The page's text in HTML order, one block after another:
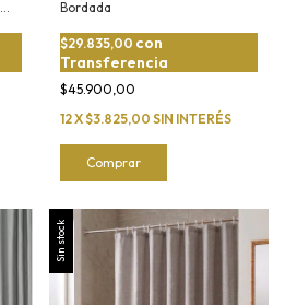
Bordada
$45.900,00
$29.835,00 con
Transferencia
12X$3.825,00 SIN INTERÉS
Comprar
Sin stock